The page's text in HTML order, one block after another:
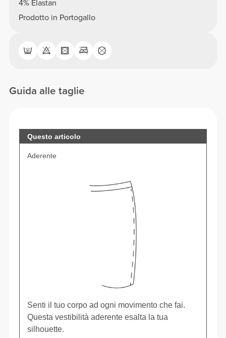
4% Elastan
Prodotto in Portogallo
Guida alle taglie
Questo articolo
Aderente
Senti il tuo corpo ad ogni movimento che fai.
Questa vestibilità aderente esalta la tua
silhouette.